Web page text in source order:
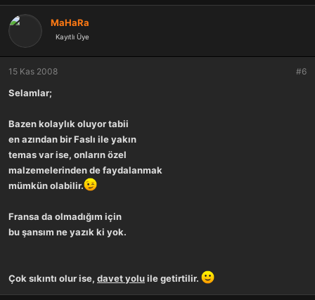
Özellikle Fas vatandaşlarının
hemen hepsi Havass ile iştigal
olduklarından dolayı, malzeme
MaHaRa
Kayıtlı Üye
15 Kas 2008 #6
Selamlar;
Bazen kolaylık oluyor tabii
en azından bir Faslı ile yakın
temas var ise, onların özel
malzemelerinden de faydalanmak
mümkün olabilir.
Fransa da olmadığım için
bu şansım ne yazık ki yok.
Çok sıkıntı olur ise, davet yoluile getirtilir.